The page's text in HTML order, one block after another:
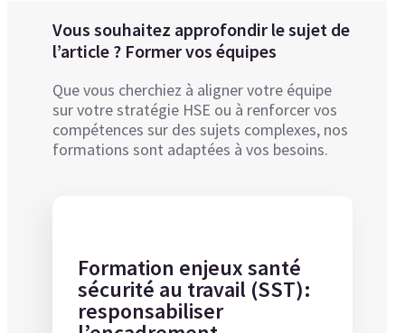
Vous souhaitez approfondir le sujet de
l’article ? Former vos équipes
Que vous cherchiez à aligner votre équipe
sur votre stratégie HSE ou à renforcer vos
compétences sur des sujets complexes, nos
formations sont adaptées à vos besoins.
Formation enjeux santé
sécurité au travail (SST):
responsabiliser